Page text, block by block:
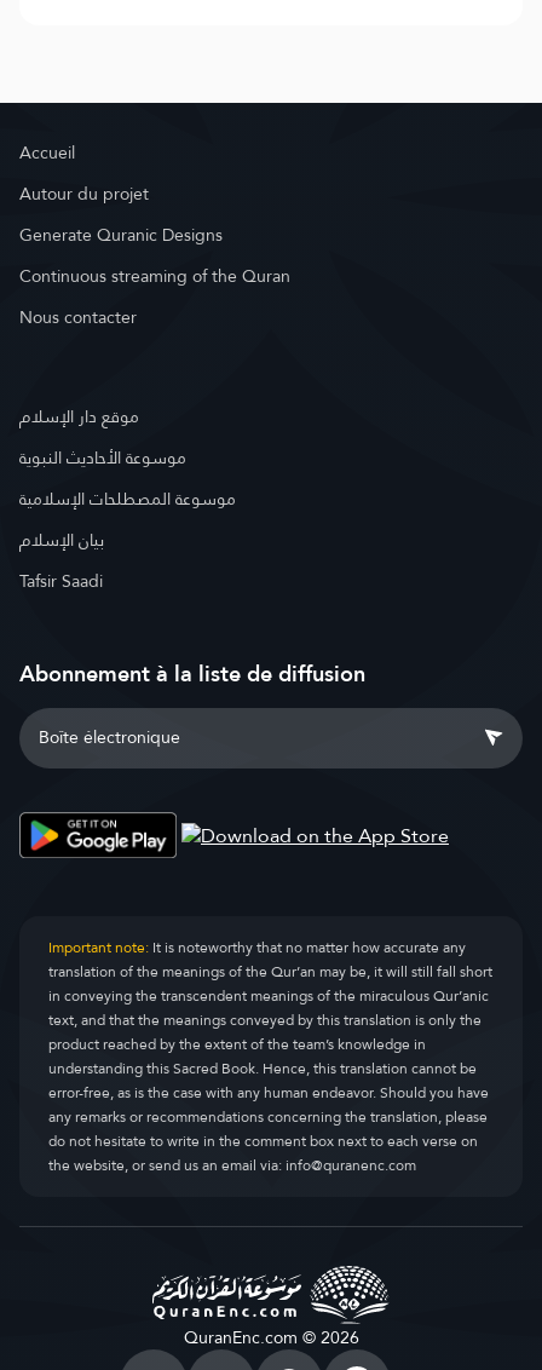
Accueil
Autour du projet
Generate Quranic Designs
Continuous streaming of the Quran
Nous contacter
موقع دار الإسلام
موسوعة الأحاديث النبوية
موسوعة المصطلحات الإسلامية
بيان الإسلام
Tafsir Saadi
Abonnement à la liste de diffusion
Important note:It is noteworthy that no matter how accurate any
translation of the meanings of the Qur’an may be, it will still fall short
in conveying the transcendent meanings of the miraculous Qur’anic
text, and that the meanings conveyed by this translation is only the
product reached by the extent of the team’s knowledge in
understanding this Sacred Book. Hence, this translation cannot be
error-free, as is the case with any human endeavor. Should you have
any remarks or recommendations concerning the translation, please
do not hesitate to write in the comment box next to each verse on
the website, or send us an email via:info@quranenc.com
QuranEnc.com © 2026